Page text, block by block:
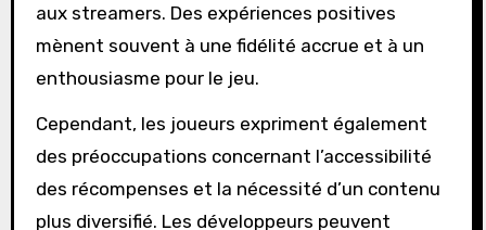
aux streamers. Des expériences positives
mènent souvent à une fidélité accrue et à un
enthousiasme pour le jeu.
Cependant, les joueurs expriment également
des préoccupations concernant l’accessibilité
des récompenses et la nécessité d’un contenu
plus diversifié. Les développeurs peuvent